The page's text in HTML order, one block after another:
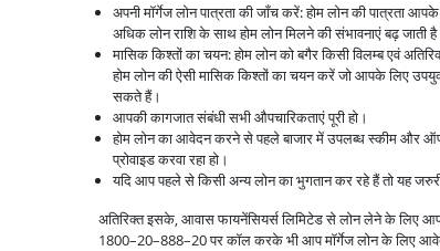
अपनी मॉर्गेज लोन पात्रता की जाँच करें: होम लोन की पात्रता
अधिक लोन राशि के साथ होम लोन मिलने की संभावनाएं बढ़
मासिक किश्तों का चयन: होम लोन को बगैर किसी विलम्ब एवं
होम लोन की ऐसी मासिक किश्तों का चयन करें जो आपके लिए
सकते हैं।
आपकी कागजात संबंधी सभी औपचारिकताएं पूरी हो।
होम लोन का आवेदन करने से पहले बाजार में उपलब्ध स्कीम और
प्रोवाइड करवा रहा हो।
यदि आप पहले से किसी अन्य लोन का भुगतान कर रहे हैं तो यह
अतिरिक्त इसके, आवास फायनेंसियर्स लिमिटेड से लोन लेने के लिए
1800–20–888–20 पर कॉल करके भी आप मॉर्गेज लोन के लिए